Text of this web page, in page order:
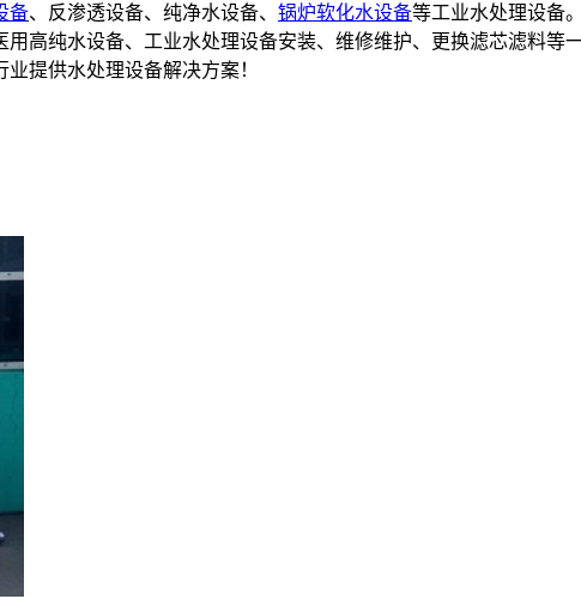
备、反渗透设备、纯净水设备、 锅炉软化水设备等工业水处理设备
高纯水设备、工业水处理设备安装、维修维护、更换滤芯滤料等
提供水处理设备解决方案！